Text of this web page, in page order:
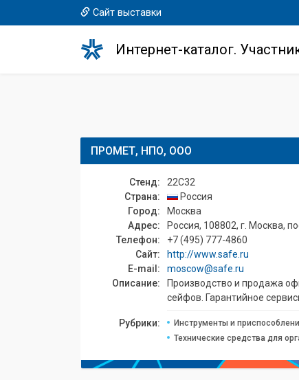
Сайт выставки
Интернет-каталог.
ПРОМЕТ, НПО, ООО
Стенд:
22C32
Страна:
Россия
Город:
Москва
Адрес:
Россия, 108802, г. Москва,
Телефон:
+7 (495) 777-4860
Сайт:
http://www.safe.ru
E-mail:
moscow@safe.ru
Описание:
Производство и продажа
сейфов. Гарантийное
Рубрики:
Инструменты и
Технические средства для